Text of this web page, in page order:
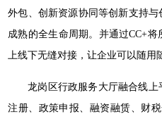
外包、创新资源协同等创新支持与
成熟的全生命周期。并通过CC+
上线下无缝对接，让企业可以随用
龙岗区行政服务大厅融合线
注册、政策申报、融资融赁、财